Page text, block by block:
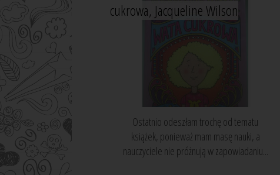
cukrowa, Jacqueline Wilson
Ostatnio odeszłam trochę od tematu
książek, ponieważ mam masę nauki, a
nauczyciele nie próżnują w zapowiadaniu...